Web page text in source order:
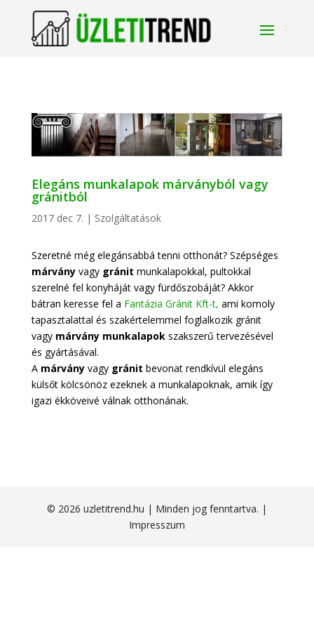
Elegáns munkalapok márványból vagy
gránitból
2017 dec 7. | Szolgáltatások
Szeretné még elegánsabbá tenni otthonát? Szépséges
márványvagy gránit munkalapokkal, pultokkal
szerelné fel konyháját vagy fürdőszobáját? Akkor
bátran keresse fel a Fantázia Gránit Kft-t, ami komoly
tapasztalattal és szakértelemmel foglalkozik gránit
vagy márvány munkalapokszakszerű tervezésével
és gyártásával.
A márványvagy gránit bevonat rendkívül elegáns
külsőt kölcsönöz ezeknek a munkalapoknak, amik így
igazi ékköveivé válnak otthonának.
© 2026 uzletitrend.hu | Minden jog fenntartva. |
Impresszum